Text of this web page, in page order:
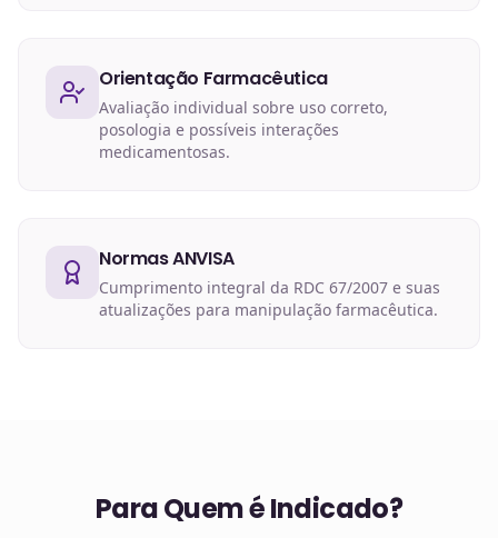
Orientação Farmacêutica
Avaliação individual sobre uso correto,
posologia e possíveis interações
medicamentosas.
Normas ANVISA
Cumprimento integral da RDC 67/2007 e suas
atualizações para manipulação farmacêutica.
Para Quem é Indicado?